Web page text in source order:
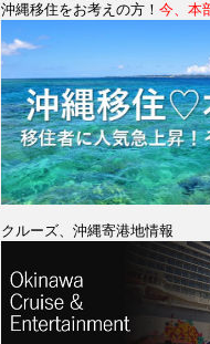
沖縄移住をお考えの方！ 今、本
クルーズ、沖縄寄港地情報